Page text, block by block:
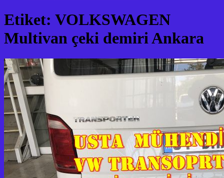
Etiket: VOLKSWAGEN
Multivan çeki demiri Ankara